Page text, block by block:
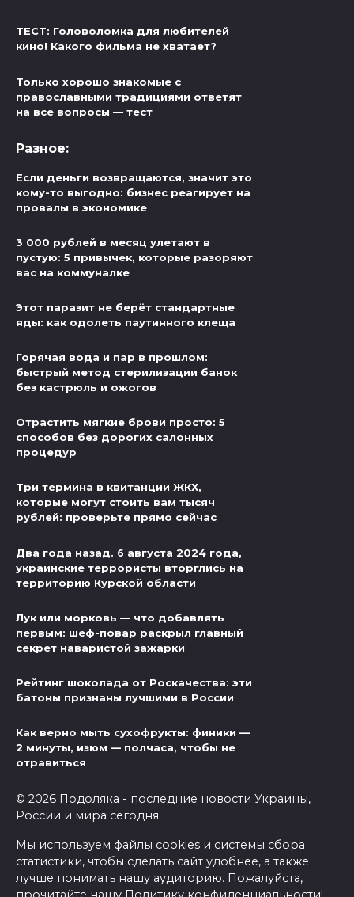
ТЕСТ: Головоломка для любителей
кино! Какого фильма не хватает?
Только хорошо знакомые с
православными традициями ответят
на все вопросы — тест
Разное:
Если деньги возвращаются, значит это
кому-то выгодно: бизнес реагирует на
провалы в экономике
3 000 рублей в месяц улетают в
пустую: 5 привычек, которые разоряют
вас на коммуналке
Этот паразит не берёт стандартные
яды: как одолеть паутинного клеща
Горячая вода и пар в прошлом:
быстрый метод стерилизации банок
без кастрюль и ожогов
Отрастить мягкие брови просто: 5
способов без дорогих салонных
процедур
Три термина в квитанции ЖКХ,
которые могут стоить вам тысяч
рублей: проверьте прямо сейчас
Два года назад. 6 августа 2024 года,
украинские террористы вторглись на
территорию Курской области
Лук или морковь — что добавлять
первым: шеф-повар раскрыл главный
секрет наваристой зажарки
Рейтинг шоколада от Роскачества: эти
батоны признаны лучшими в России
Как верно мыть сухофрукты: финики —
2 минуты, изюм — полчаса, чтобы не
отравиться
© 2026 Подоляка - последние новости Украины,
России и мира сегодня
Мы используем файлы cookies и системы сбора
статистики, чтобы сделать сайт удобнее, а также
лучше понимать нашу аудиторию. Пожалуйста,